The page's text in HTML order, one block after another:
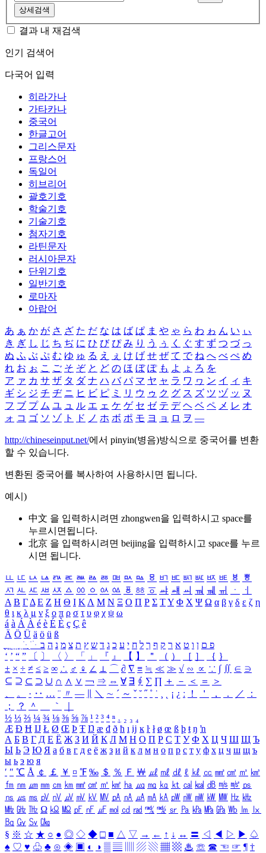
상세검색
결과 내 재검색
인기 검색어
다국어 입력
히라가나
가타카나
중국어
한글고어
그리스문자
프랑스어
독일어
히브리어
괄호기호
학술기호
기술기호
첨자기호
라틴문자
러시아문자
단위기호
일반기호
로마자
아랍어
あ ぁ か が さ ざ た だ な は ば ぱ ま や ゃ ら わ ゎ ん い ぃ
き ぎ し じ ち ぢ に ひ び ぴ み り う ぅ く ぐ す ず つ づ っ
ぬ ふ ぶ ぷ む ゆ ゅ る え ぇ け げ せ ぜ て で ね へ べ ぺ め
れ お ぉ こ ご そ ぞ と ど の ほ ぼ ぽ も よ ょ ろ を
ア ァ カ サ ザ タ ダ ナ ハ バ パ マ ヤ ャ ラ ワ ヮ ン イ ィ キ
ギ シ ジ チ ヂ ニ ヒ ビ ピ ミ リ ウ ゥ ク グ ス ズ ツ ヅ ッ ヌ
フ ブ プ ム ユ ュ ル エ ェ ケ ゲ セ ゼ テ デ ヘ ベ ペ メ レ オ
ォ コ ゴ ソ ゾ ト ド ノ ホ ボ ポ モ ヨ ョ ロ ヲ ―
http://chineseinput.net/에서 pinyin(병음)방식으로 중국어를 변환
할 수 있습니다.
변환된 중국어를 복사하여 사용하시면 됩니다.
예시)
中文 을 입력하시려면 zhongwen을 입력하시고 space를
누르시면됩니다.
北京 을 입력하시려면 beijing을 입력하시고 space를 누르
시면 됩니다.
ㅥ ㅦ ㅧ ㅨ ㅩ ㅪ ㅫ ㅬ ㅭ ㅮ ㅯ ㅰ ㅱ ㅲ ㅳ ㅴ ㅵ ㅶ ㅷ ㅸ
ㅹ
ㅺ ㅻ ㅼ ㅽ ㅾ ㅿ ㆀ ㆁ ㆂ ㆃ ㆄ ㆅ ㆆ ㆇ ㆈ ㆉ ㆊ ㆋ ㆌ ㆍ
ㆎ
Α Β ΓΔ Ε Ζ Η Θ Ι ΚΛ Μ Ν Ξ Ο Π Ρ Σ ΤΥ Φ Χ Ψ Ω α β γ δ ε ζ η
θ ι κ λ μ ν ξ ο π ρ σ τ υ φ χ ψ ω
á à Á À é è É È ç Ç ê
Ä Ö Ü ä ö ü ß
ִֶֹ ֻּ ׁׂ פ ם ן ו ט א ר ק ף ך ל ח י ע כ ג ד ש ץ ת צ מ נ ה ב
‘ ’ “ ” 〔 〕 〈 〉 「 」 『 』 【 】 ＂ （ ） ［ ］ ｛ ｝
± × ÷ ≠ ≤ ≥ ∞ ∴ ♂ ♀ ∠ ⊥ ⌒ ∂ ∇ ≡ ≒ ≪ ≫ √ ∽ ∝ ∵ ∫ ∬ ∈ ∋
⊆ ⊇ ⊂ ⊃ ∪ ∩ ∧ ∨ ￢ ⇒ ⇔ ∀ ∃ ∮ ∑ ∏ ＋ － ＜ ＝
＞
、
。 · ‥ … ¨ 〃 ― ＼ ∼ ´ ～ ˇ ˘ ˝ ˚ ˙ ¸ ¡ ¿ ː ！ ＇ ， ． ／
：
；
？ ＾ ｀
½ ⅓ ⅔ ¼ ¾ ⅛ ⅜ ⅝ ⅞ ¹ ² ³ ⁴ ⁿ ₁ ₂ ₃ ₄
Æ Ð Ħ Ĳ Ł Ø Œ Þ Ŧ Ŋ æ đ ð ħ ı ĳ ĸ ŀ ł ø œ ß þ ŧ ŋ ŉ
А Б В Г Д Е Ё Ж З И Й К Л М Н О П Р С Т У Ф Х Ц Ч Ш Щ Ъ
Ы Ь Э Ю Я а б в г д е ё ж з и й к л м н о п р с т у ф х ц ч ш щ ъ
ы ь э ю я
′ ″ ℃ Å ￠ ￡ ￥ ¤ ℉ ‰ ＄ ％ Ｆ ￦ ㎕ ㎖ ㎗ ℓ ㎘ ㏄ ㎣ ㎤ ㎥ ㎦
㎙ ㎚ ㎛ ㎜ ㎝ ㎞ ㎟ ㎠ ㎡ ㎢ ㏊ ㎍ ㎎ ㎏ ㏏ ㎈ ㎉ ㏈ ㎧ ㎨ ㎰
㎱ ㎲ ㎳ ㎴ ㎵ ㎶ ㎷ ㎸ ㎹ ㎀ ㎁ ㎂ ㎃ ㎄ ㎺ ㎻ ㎽ ㎾ ㎿ ㎐ ㎑
㎒ ㎓ ㎔ Ω ㏀ ㏁ ㎊ ㎋ ㎌ ㏖ ㏅ ㎭ ㎮ ㎯ ㏛ ㎩ ㎪ ㎫ ㎬ ㏝ ㏐
㏓
㏃ ㏉ ㏜ ㏆
§ ※ ☆ ★ ○ ● ◎ ◇ ◆ □ ■ △ ▽ → ← ↑ ↓ ↔ 〓 ◁ ◀ ▷ ▶ ♤
♠ ♡ ♥ ♧ ♣ ⊙ ◈ ▣ ◐ ◑ ▒ ▤ ▨ ▧ ▦ ▩ ♨ ☏ ☎ ☜ ☞ ¶ †